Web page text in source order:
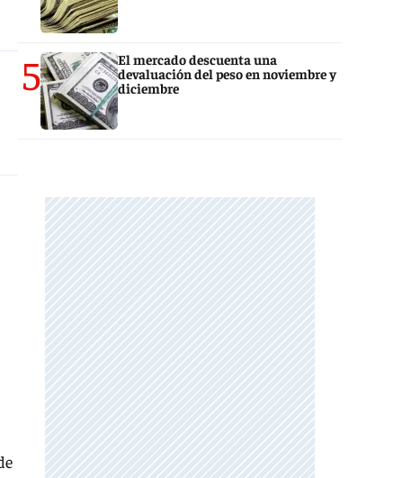
5
El mercado descuenta una
devaluación del peso en noviembre y
diciembre